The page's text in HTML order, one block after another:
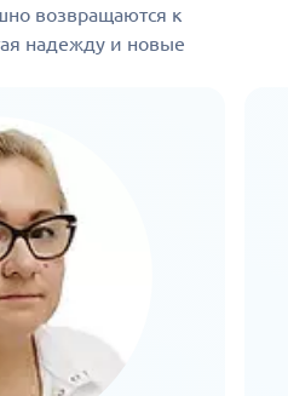
возвращаются к
надежду и новые